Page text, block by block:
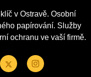
v Ostravě. Osobní
papírování. Služby
ochranu ve vaší firmě.